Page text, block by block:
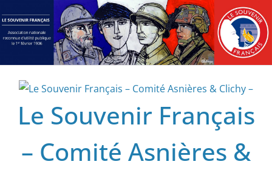
au
contenu
Le Souvenir Français
– Comité Asnières &